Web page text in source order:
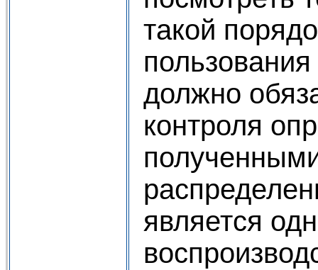
такой
должно
контроля
является